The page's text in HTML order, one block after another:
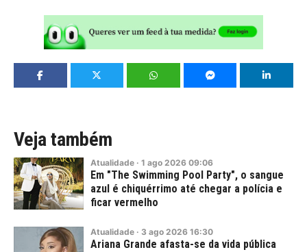
Veja também
Atualidade · 1 ago 2026 09:06
Em "The Swimming Pool Party", o sangue
azul é chiquérrimo até chegar a polícia e
ficar vermelho
Atualidade · 3 ago 2026 16:30
Ariana Grande afasta-se da vida pública